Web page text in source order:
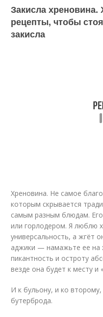
Закисла
рецепты, чтобы
закисла
Хреновина. Не самое
которым скрывается
самым разным блюдам.
или горлодером. Я люблю
универсальность, а жгёт
аджики — намажьте ее на
пикантность и остроту
везде она будет к месту и
И к бульону, и ко
бутерброда.